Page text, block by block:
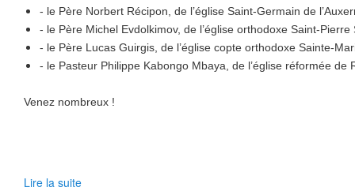
- le Père Norbert Récipon, de l’église Saint-Germain de
- le Père Michel Evdolkimov, de l’église orthodoxe Saint-Pierre
- le Père Lucas Guirgis, de l’église copte orthodoxe Sainte-
- le Pasteur Philippe Kabongo Mbaya, de l’église réformée de
Venez nombreux !
Lire la suite